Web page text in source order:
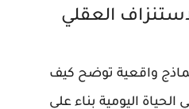
العقلي
واقعية توضح كيف
اليومية بناء على